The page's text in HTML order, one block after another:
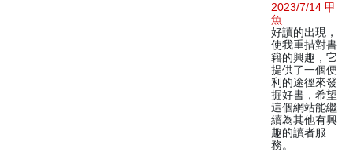
2023/7/14 甲
魚
好讀的出現，
使我重措對書
籍的興趣，它
提供了一個便
利的途徑來發
掘好書，希望
這個網站能繼
續為其他有興
趣的讀者服
務。